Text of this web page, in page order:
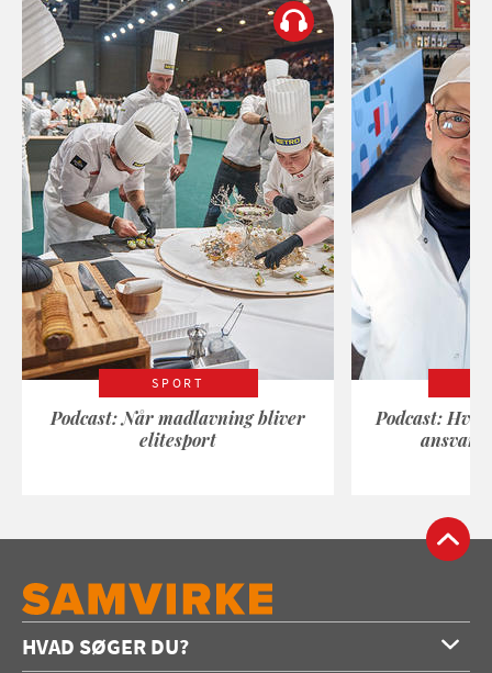
SPORT
Podcast: Når madlavning bliver
elitesport
Podcast:
HVAD SØGER DU?